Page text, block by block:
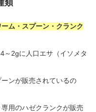
類
ム・スプーン・クランク
～2gに人口エサ（イソメタ
ンが販売されているの
用のハゼクランクが販売